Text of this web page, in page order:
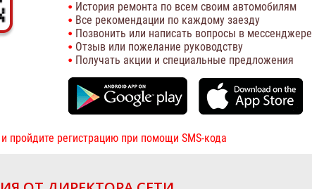
История ремонта по всем своим автомобилям
Все рекомендации по каждому заезду
Позвонить или написать вопросы в мессенджере
Отзыв или пожелание руководству
Получать акции и специальные предложения
пройдите регистрацию при помощи SMS-кода